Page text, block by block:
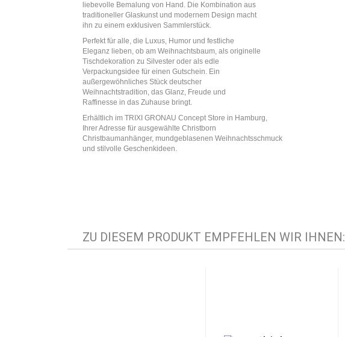
liebevolle Bemalung von Hand. Die Kombination aus
traditioneller Glaskunst und modernem Design macht
ihn zu einem exklusiven Sammlerstück.
Perfekt für alle, die Luxus, Humor und festliche
Eleganz lieben, ob am Weihnachtsbaum, als originelle
Tischdekoration zu Silvester oder als edle
Verpackungsidee für einen Gutschein. Ein
außergewöhnliches Stück deutscher
Weihnachtstradition, das Glanz, Freude und
Raffinesse in das Zuhause bringt.
Erhältlich im TRIXI GRONAU Concept Store in Hamburg,
Ihrer Adresse für ausgewählte Christborn
Christbaumanhänger, mundgeblasenen Weihnachtsschmuck
und stilvolle Geschenkideen.
ZU DIESEM PRODUKT EMPFEHLEN WIR IHNEN: